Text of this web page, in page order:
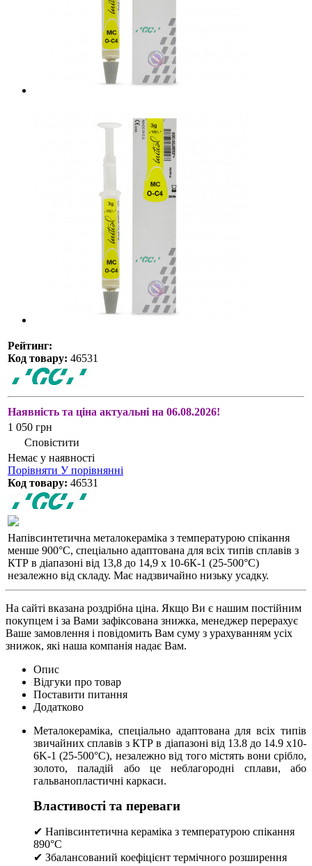
Рейтинг:
Код товару: 46531
Наявність та ціна актуальні на 06.08.2026!
1 050 грн
Сповістити
Немає у наявності
Порівняти У порівнянні
Код товару: 46531
Напівсинтетична металокераміка з температурою спікання
менше 900°С, спеціально адаптована для всіх типів сплавів з
КТР в діапазоні від 13,8 до 14,9 х 10-6К-1 (25-500°С)
незалежно від складу. Має надзвичайно низьку усадку.
На сайті вказана роздрібна ціна. Якщо Ви є нашим постійним
покупцем і за Вами зафіксована знижка, менеджер перерахує
Ваше замовлення і повідомить Вам суму з урахуванням усіх
знижок, які наша компанія надає Вам.
Опис
Відгуки про товар
Поставити питання
Додатково
Металокераміка, спеціально адаптована для всіх типів
звичайних сплавів з КТР в діапазоні від 13.8 до 14.9 x10-
6K-1 (25-500°C), незалежно від того містять вони срібло,
золото, паладій або це неблагородні сплави, або
гальванопластичні каркаси.
Властивості та переваги
✔ Напівсинтетична кераміка з температурою спікання
890°C
✔ Збалансований коефіцієнт термічного розширення